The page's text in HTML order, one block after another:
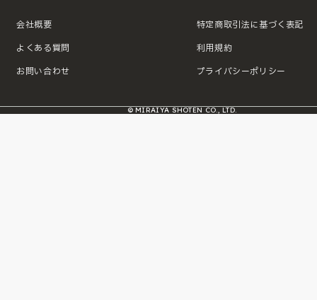
会社概要
よくある質問
お問い合わせ
特定商取引法に基づく表記
利用規約
プライバシーポリシー
© MIRAIYA SHOTEN CO., LTD.